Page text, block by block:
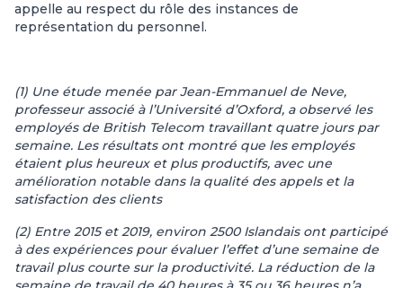
appelle au respect du rôle des instances de
représentation du personnel.
(1) Une étude menée par Jean-Emmanuel de Neve,
professeur associé à l’Université d’Oxford, a observé les
employés de British Telecom travaillant quatre jours par
semaine. Les résultats ont montré que les employés
étaient plus heureux et plus productifs, avec une
amélioration notable dans la qualité des appels et la
satisfaction des clients
(2) Entre 2015 et 2019, environ 2500 Islandais ont participé
à des expériences pour évaluer l’effet d’une semaine de
travail plus courte sur la productivité. La réduction de la